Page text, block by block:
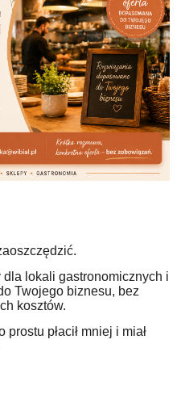
lokali gastronomicznych i
Twojego biznesu, bez
kosztów.
płacił mniej i miał